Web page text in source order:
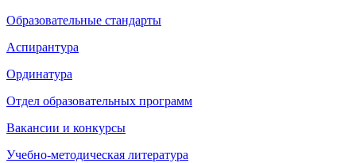
Образовательные стандарты
Аспирантура
Ординатура
Отдел образовательных программ
Вакансии и конкурсы
Учебно-методическая литература